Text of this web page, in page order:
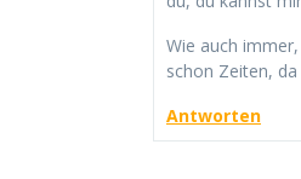
Wie auch
schon Zeiten,
Antworten